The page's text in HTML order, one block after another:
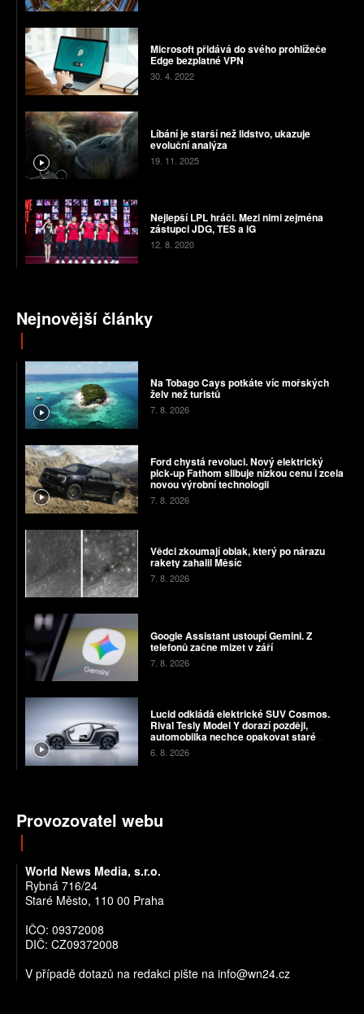
Microsoft přidává do svého prohlížeče
Edge bezplatné VPN
30. 4. 2022
Líbání je starší než lidstvo, ukazuje
evoluční analýza
19. 11. 2025
Nejlepší LPL hráči. Mezi nimi zejména
zástupci JDG, TES a iG
12. 8. 2020
Nejnovější články
Na Tobago Cays potkáte víc mořských
želv než turistů
7. 8. 2026
Ford chystá revoluci. Nový elektrický
pick-up Fathom slibuje nízkou cenu i zcela
novou výrobní technologii
7. 8. 2026
Vědci zkoumají oblak, který po nárazu
rakety zahalil Měsíc
7. 8. 2026
Google Assistant ustoupí Gemini. Z
telefonů začne mizet v září
7. 8. 2026
Lucid odkládá elektrické SUV Cosmos.
Rival Tesly Model Y dorazí později,
automobilka nechce opakovat staré
chyby
6. 8. 2026
Provozovatel webu
World News Media, s.r.o.
Rybná 716/24
Staré Město, 110 00 Praha
IČO: 09372008
DIČ: CZ09372008
V případě dotazů na redakci pište na info@wn24.cz